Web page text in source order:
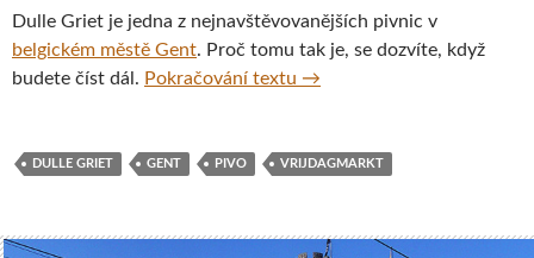
Dulle Griet je jedna z nejnavštěvovanějších pivnic v
belgickém městě Gent. Proč tomu tak je, se dozvíte, když
budete číst dál. Pokračování textu Pivnice Dulle Griet, Gent,
→
DULLE GRIET GENT PIVO VRIJDAGMARKT